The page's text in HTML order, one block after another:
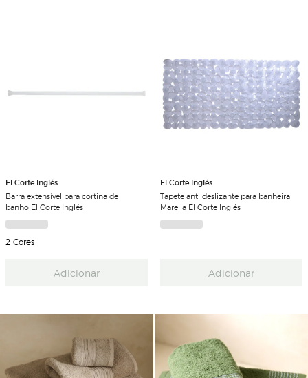
El Corte Inglés
Barra extensível para cortina de
banho El Corte Inglés
2 Cores
Adicionar
El Corte Inglés
Tapete anti deslizante para banheira
Marelia El Corte Inglés
Adicionar